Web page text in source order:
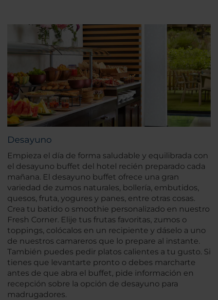
Desayuno
Empieza el día de forma saludable y equilibrada con
el desayuno buffet del hotel recién preparado cada
mañana. El desayuno buffet ofrece una gran
variedad de zumos naturales, bollería, embutidos,
quesos, fruta, yogures y panes, entre otras cosas.
Crea tu batido o smoothie personalizado en nuestro
Fresh Corner. Elije tus frutas favoritas, zumos o
toppings, colócalos en un recipiente y dáselo a uno
de nuestros camareros que lo prepare al instante.
También puedes pedir platos calientes a tu gusto. Si
tienes que levantarte pronto o debes marcharte
antes de que abra el buffet, pide información en
recepción sobre la opción de desayuno para
madrugadores.